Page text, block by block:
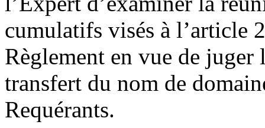
cumulatifs visés à l’article
Règlement en vue de juger
transfert du nom de
Requérants.